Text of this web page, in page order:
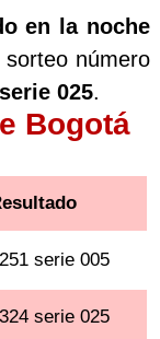
en la noche
sorteo número
025.
Bogotá
serie 005
serie 025